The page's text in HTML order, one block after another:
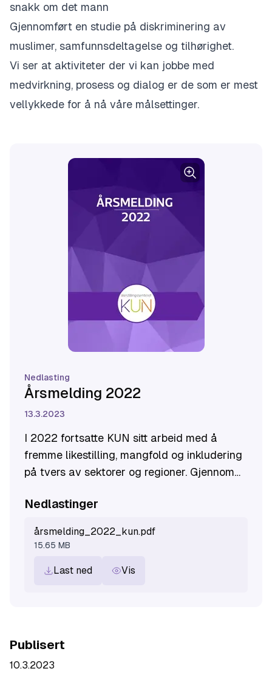
snakk om det mann
Gjennomført en studie på diskriminering av
muslimer, samfunnsdeltagelse og tilhørighet. ​
Vi ser at aktiviteter der vi kan jobbe med
medvirkning, prosess og dialog er de som er mest
vellykkede for å nå våre målsettinger.
Nedlasting
Årsmelding 2022
13.3.2023
I 2022 fortsatte KUN sitt arbeid med å
fremme likestilling, mangfold og inkludering
på tvers av sektorer og regioner. Gjennom
styrket innsatsen mot diskriminering og for
prosjektene som har gjort en forskjell – og
rettferdig samfunn.
Nedlastinger
årsmelding_2022_kun.pdf
15.65 MB
Last ned Vis
Publisert
10.3.2023